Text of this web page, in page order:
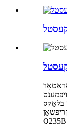
קעסטל
קעסטל
בלאַקס